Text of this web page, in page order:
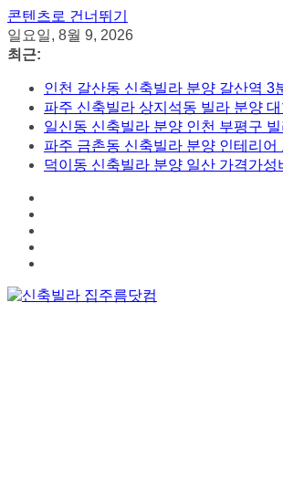
콘텐츠로 건너뛰기
일요일, 8월 9, 2026
최근:
인천 갈산동 신축빌라 분양 갈산역 3
파주 신축빌라 상지석동 빌라 분양
일신동 신축빌라 분양 인천 부평구
파주 금촌동 신축빌라 분양 인테리어
덕이동 신축빌라 분양 일산 가격가성